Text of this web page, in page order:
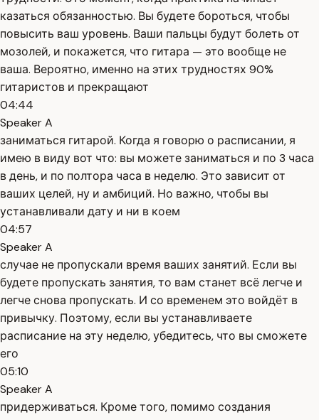
казаться обязанностью. Вы будете бороться, чтобы
повысить ваш уровень. Ваши пальцы будут болеть от
мозолей, и покажется, что гитара — это вообще не
ваша. Вероятно, именно на этих трудностях 90%
гитаристов и прекращают
04:44
Speaker A
заниматься гитарой. Когда я говорю о расписании, я
имею в виду вот что: вы можете заниматься и по 3 часа
в день, и по полтора часа в неделю. Это зависит от
ваших целей, ну и амбиций. Но важно, чтобы вы
устанавливали дату и ни в коем
04:57
Speaker A
случае не пропускали время ваших занятий. Если вы
будете пропускать занятия, то вам станет всё легче и
легче снова пропускать. И со временем это войдёт в
привычку. Поэтому, если вы устанавливаете
расписание на эту неделю, убедитесь, что вы сможете
его
05:10
Speaker A
придерживаться. Кроме того, помимо создания